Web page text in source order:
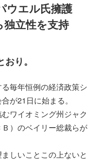
ウエル氏擁護
独立性を支持
り。
毎年恒例の経済政策シ
が21日に始まる。
ワイオミング州ジャク
）のベイリー総裁らが
しいことこの上ないと